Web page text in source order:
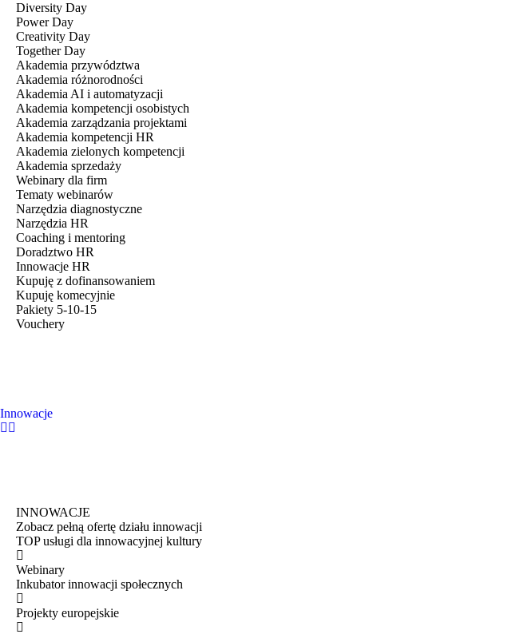
Diversity Day
Power Day
Creativity Day
Together Day
Akademia przywództwa
Akademia różnorodności
Akademia AI i automatyzacji
Akademia kompetencji osobistych
Akademia zarządzania projektami
Akademia kompetencji HR
Akademia zielonych kompetencji
Akademia sprzedaży
Webinary dla firm
Tematy webinarów
Narzędzia diagnostyczne
Narzędzia HR
Coaching i mentoring
Doradztwo HR
Innowacje HR
Kupuję z dofinansowaniem
Kupuję komecyjnie
Pakiety 5-10-15
Vouchery
Innowacje
INNOWACJE
Zobacz pełną ofertę działu innowacji
TOP usługi dla innowacyjnej kultury
Webinary
Inkubator innowacji społecznych
Projekty europejskie